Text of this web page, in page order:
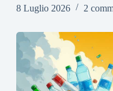
8 Luglio 2026
2